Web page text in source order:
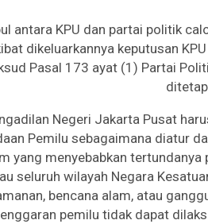
antara KPU dan partai politik
dikeluarkannya keputusan
Pasal 173 ayat (1) Partai
Negeri Jakarta Pusat
Pemilu sebagaimana diatur
yang menyebabkan
seluruh wilayah Negara
bencana alam, atau
pemilu tidak dapat